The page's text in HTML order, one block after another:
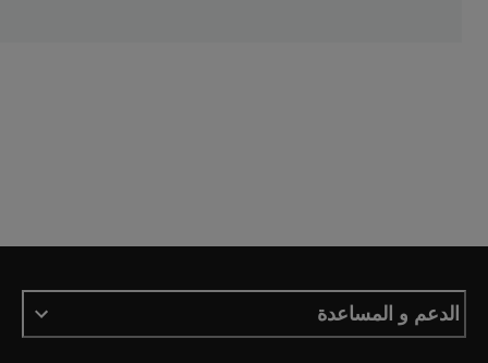
الدعم و المساعدة